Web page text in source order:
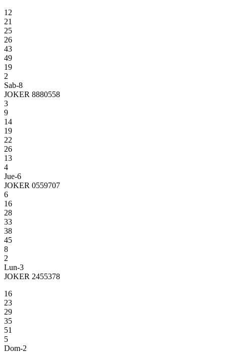
12
21
25
26
43
49
19
2
Sab-8
JOKER 8880558
3
9
14
19
22
26
13
4
Jue-6
JOKER 0559707
6
16
28
33
38
45
8
2
Lun-3
JOKER 2455378
16
23
29
35
51
5
Dom-2